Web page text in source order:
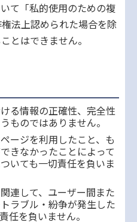
て「私的使用のための複
法上認められた場合を除
とはできません。
る情報の正確性、完全性
ものではありません。
ージを利用したこと、も
きなかったことによって
いても一切責任を負いま
連して、ユーザー間また
ラブル・紛争が発生した
任を負いません。